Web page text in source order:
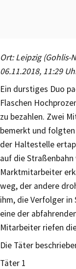
Ort: Leipzig (Gohlis-
06.11.2018, 11:29
Ein durstiges Duo
Flaschen
zu bezahlen. Zwei
bemerkt und
der Haltestelle
auf die
Marktmitarbeiter
weg, der andere
ihm, die Verfolger in
eine der
Mitarbeiter riefen
Die Täter
Täter 1